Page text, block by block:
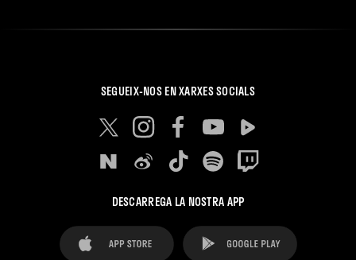
SEGUEIX-NOS EN XARXES SOCIALS
DESCARREGA LA NOSTRA APP